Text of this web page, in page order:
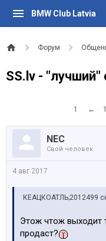
BMW Club Latvia
Форум
SS.lv - "лучший"
1 ←
NEC
Свой человек
4 авг 2017
КЕАЦКОАТЛЬ;2012499
Этож чтож выходит
продаст?